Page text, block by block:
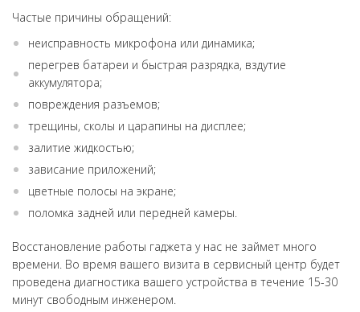
Частые причины обращений:
неисправность микрофона или динамика;
перегрев батареи и быстрая разрядка, вздутие
аккумулятора;
повреждения разъемов;
трещины, сколы и царапины на дисплее;
залитие жидкостью;
зависание приложений;
цветные полосы на экране;
поломка задней или передней камеры.
Восстановление работы гаджета у нас не займет много
времени. Во время вашего визита в сервисный центр будет
проведена диагностика вашего устройства в течение 15-30
минут свободным инженером.